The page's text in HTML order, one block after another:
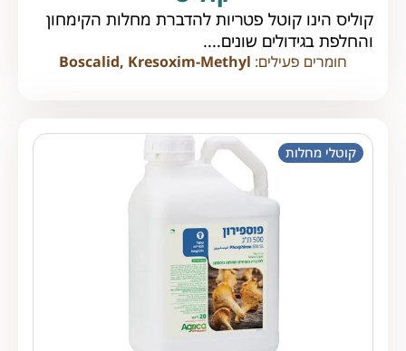
קוליס הינו קוטל פטריות להדברת מחלות הקימחון
והחלפת בגידולים שונים....
חומרים פעילים: Boscalid, Kresoxim-Methyl
קוטלי מחלות